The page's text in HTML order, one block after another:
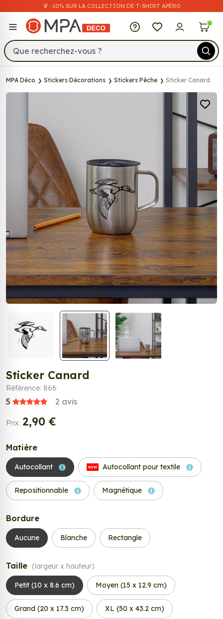
🍹 -10% SUR LA COLLECTION DE T-SHIRT APÉRO
MPA Déco 0
MPA Déco Stickers Décorations Stickers Pêche Sticker Canard
Sticker Canard
Référence: 866
5 2 avis
Prix: 2,90 €
Matière
Autocollant NEW Autocollant pour textile
Repositionnable Magnétique
Bordure
Aucune Blanche Rectangle
Taille (largeur x hauteur)
Petit (10 x 8.6 cm) Moyen (15 x 12.9 cm)
Grand (20 x 17.3 cm) XL (50 x 43.2 cm)